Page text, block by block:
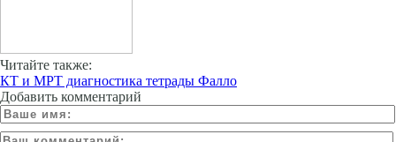
Читайте также:
КТ и МРТ диагностика тетрады Фалло
Добавить комментарий